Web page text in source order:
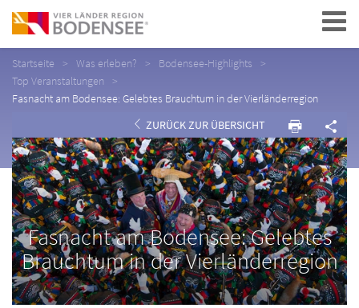
Navigation
Startseite Was erleben?
Bodensee-Highlights
Top Veranstaltungen
Fasnacht am Bodensee: Gelebtes Brauchtum in der Vierländerregion
ZURÜCK ZUR ÜBERSICHT
Fasnacht am Bodensee: Gelebtes
Brauchtum in der Vierländerregion